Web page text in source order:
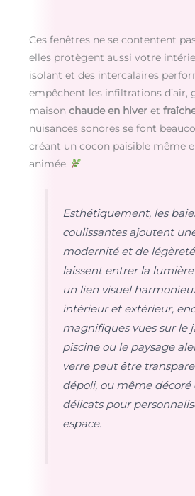
Ces fenêtres ne se contentent
elles protègent aussi votre
isolant et des intercalaires
empêchent les infiltrations d’air,
maison chaude en hiveret
nuisances sonores se font
créant un cocon paisible même
animée.
Esthétiquement, les
coulissantes ajoutent
modernité et de
laissent entrer la
un lien visuel
intérieur et extérieur,
magnifiques vues sur le
piscine ou le paysage
verre peut être
dépoli, ou même décoré
délicats pour
espace.